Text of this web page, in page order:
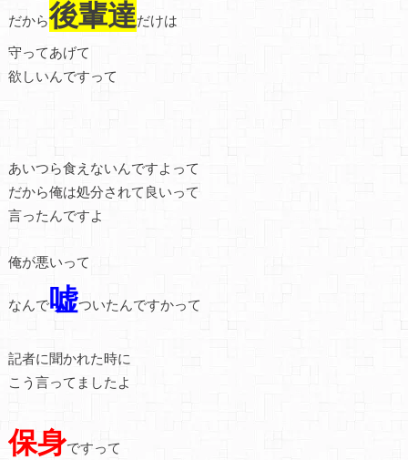
だから後輩達だけは
守ってあげて
欲しいんですって
あいつら食えないんですよって
だから俺は処分されて良いって
言ったんですよ
俺が悪いって
なんで嘘ついたんですかって
記者に聞かれた時に
こう言ってましたよ
保身ですって